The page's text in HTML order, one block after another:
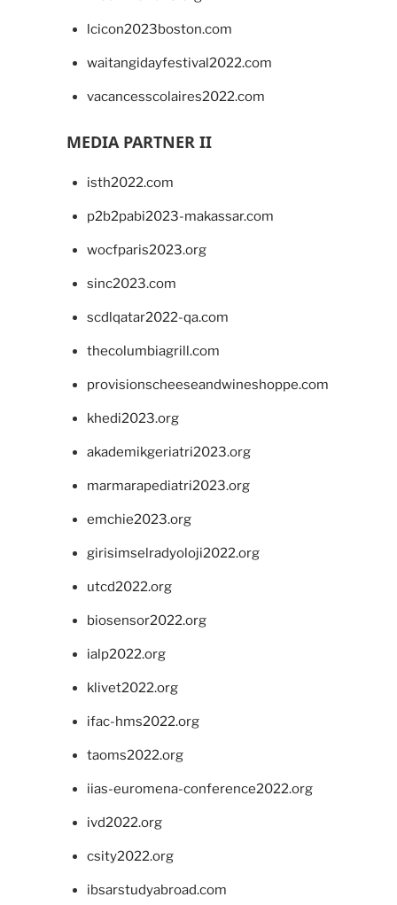
lcicon2023boston.com
waitangidayfestival2022.com
vacancesscolaires2022.com
MEDIA PARTNER II
isth2022.com
p2b2pabi2023-makassar.com
wocfparis2023.org
sinc2023.com
scdlqatar2022-qa.com
thecolumbiagrill.com
provisionscheeseandwineshoppe.com
khedi2023.org
akademikgeriatri2023.org
marmarapediatri2023.org
emchie2023.org
girisimselradyoloji2022.org
utcd2022.org
biosensor2022.org
ialp2022.org
klivet2022.org
ifac-hms2022.org
taoms2022.org
iias-euromena-conference2022.org
ivd2022.org
csity2022.org
ibsarstudyabroad.com